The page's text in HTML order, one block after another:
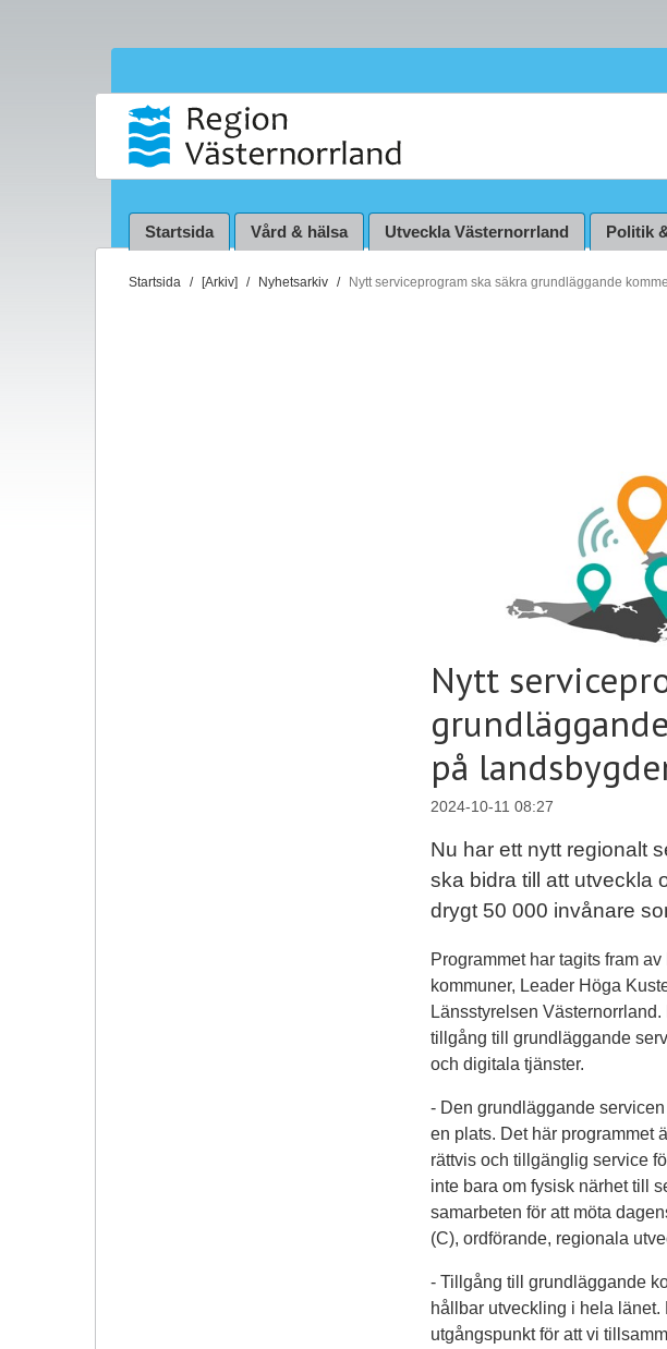
Startsida Vård & hälsa Utveckla Västernorrland Politik
D
Startsida [Arkiv] Nyhetsarkiv Nytt serviceprogram ska säkra grundläggande
Nytt
på
2024-10-11 08:27
Nu har ett nytt regionalt
ska bidra till att utveckla
drygt 50 000 invånare
Programmet har tagits fram
kommuner, Leader Höga
Länsstyrelsen
tillgång till grundläggande
och digitala tjänster.
- Den grundläggande
en plats. Det här programmet
rättvis och tillgänglig service
inte bara om fysisk närhet till
samarbeten för att möta
(C), ordförande, regionala
- Tillgång till grundläggande
hållbar utveckling i hela
utgångspunkt för att vi